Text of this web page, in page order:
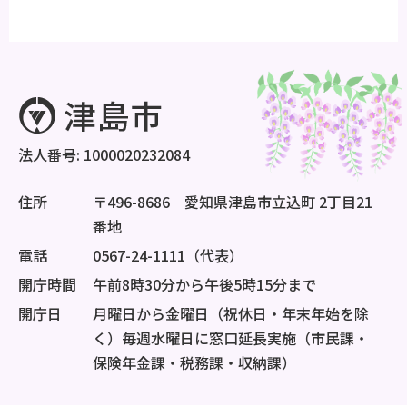
法人番号: 1000020232084
住所
〒496-8686 愛知県津島市立込町 2丁目21
番地
電話
0567-24-1111（代表）
開庁時間
午前8時30分から午後5時15分まで
開庁日
月曜日から金曜日（祝休日・年末年始を除
く）毎週水曜日に窓口延長実施（市民課・
保険年金課・税務課・収納課）